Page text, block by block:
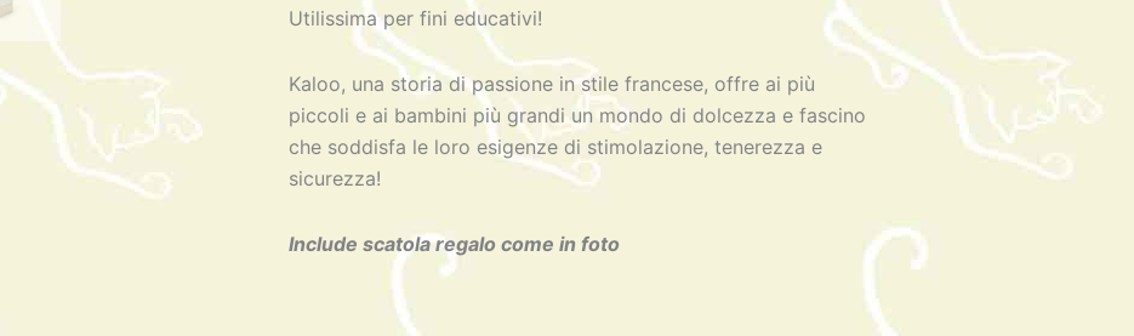
Utilissima per fini educativi!
Kaloo, una storia di passione in stile francese, offre ai più
piccoli e ai bambini più grandi un mondo di dolcezza e fascino
che soddisfa le loro esigenze di stimolazione, tenerezza e
sicurezza!
Include scatola regalo come in foto